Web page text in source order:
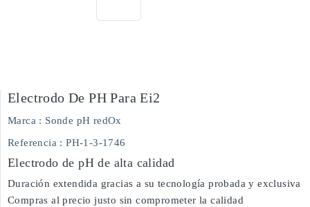
Electrodo De PH Para Ei2
Marca : Sonde pH redOx
Referencia : PH-1-3-1746
Electrodo de pH de alta calidad
Duración extendida gracias a su tecnología probada y exclusiva
Compras al precio justo sin comprometer la calidad